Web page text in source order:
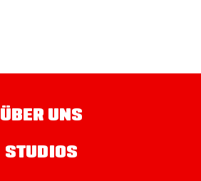
ÜBER UNS
STUDIOS